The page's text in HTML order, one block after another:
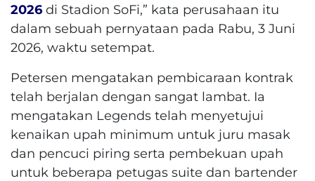
2026 di Stadion SoFi,” kata perusahaan itu
dalam sebuah pernyataan pada Rabu, 3 Juni
2026, waktu setempat.
Petersen mengatakan pembicaraan kontrak
telah berjalan dengan sangat lambat. Ia
mengatakan Legends telah menyetujui
kenaikan upah minimum untuk juru masak
dan pencuci piring serta pembekuan upah
untuk beberapa petugas suite dan bartender